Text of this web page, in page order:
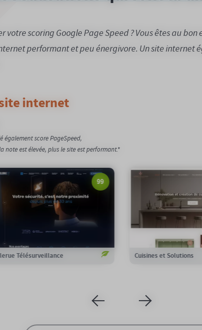
votre scoring Google Page Speed ? Vous êtes au
performant et peu énergivore. Un site internet
internet
également score PageSpeed,
est élevée, plus le site est performant.*
97
Perrier
Notation Google :
97/100
Emission carbone :
0,19gCO2/page
Compensation carbone :
Voir le site
Aloha Signature
95/100
100%
Voir le